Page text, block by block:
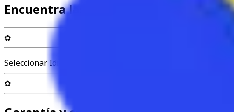
Encuentra las flores perfectas
✿
Seleccionar Idioma
✿